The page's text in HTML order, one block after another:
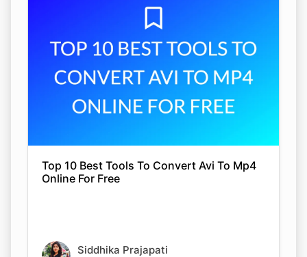
Top 10 Best Tools To Convert Avi To Mp4
Online For Free
Siddhika Prajapati